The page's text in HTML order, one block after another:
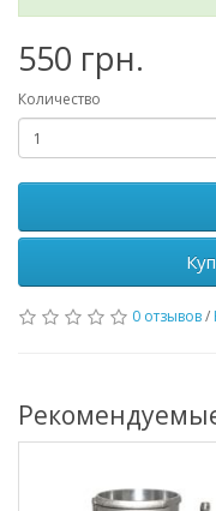
550 грн.
Количество
0 отзывов/